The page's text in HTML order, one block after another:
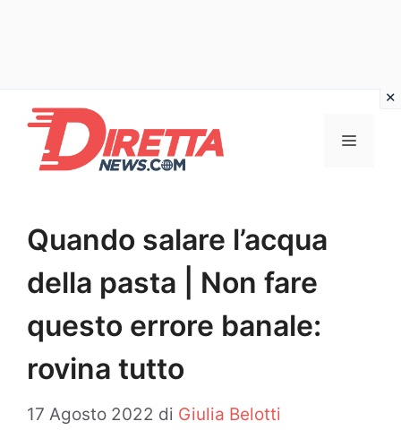
contenuto
Menu
Quando salare l’acqua
della pasta | Non fare
questo errore banale:
rovina tutto
17 Agosto 2022 di Giulia Belotti